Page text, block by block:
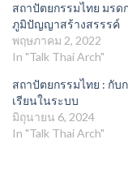
สถาปัตยกรรมไทย มรด
ภูมิปัญญาสร้างสรรรค์
พฤษภาคม 2, 2022
In "Talk Thai Arch"
สถาปัตยกรรมไทย : กับ
เรียนในระบบ
มิถุนายน 6, 2024
In "Talk Thai Arch"